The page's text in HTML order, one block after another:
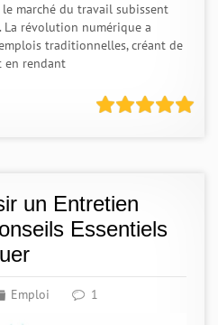
marché du travail subissent
révolution numérique a
traditionnelles, créant de
en rendant
un Entretien
Essentiels
Emploi 1